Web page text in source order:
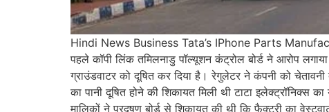
Hindi News Business Tata’s IPhone Parts
पहले कॉपी लिंक तमिलनाडु पॉल्यूशन कंट्रोल बोर्ड ने आरोप
ग्राउंडवाटर को दूषित कर दिया है। रेगुलेटर ने कंपनी को
का पानी दूषित होने की शिकायत मिली थी टाटा
मालिकों ने प्रदूषण बोर्ड से शिकायत की थी कि फैक्ट्री का